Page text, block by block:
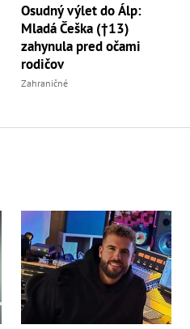
Osudný výlet do Álp:
Mladá Češka (†13)
zahynula pred očami
rodičov
Zahraničné